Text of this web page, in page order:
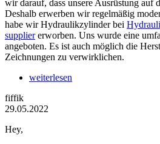
wir darauf, dass unsere Ausrüstung auf
Deshalb erwerben wir regelmäßig
habe wir Hydraulikzylinder bei
suppliererworben. Uns wurde eine
angeboten. Es ist auch möglich die
Zeichnungen zu verwirklichen.
weiterlesen
fiffik
29.05.2022
Hey,